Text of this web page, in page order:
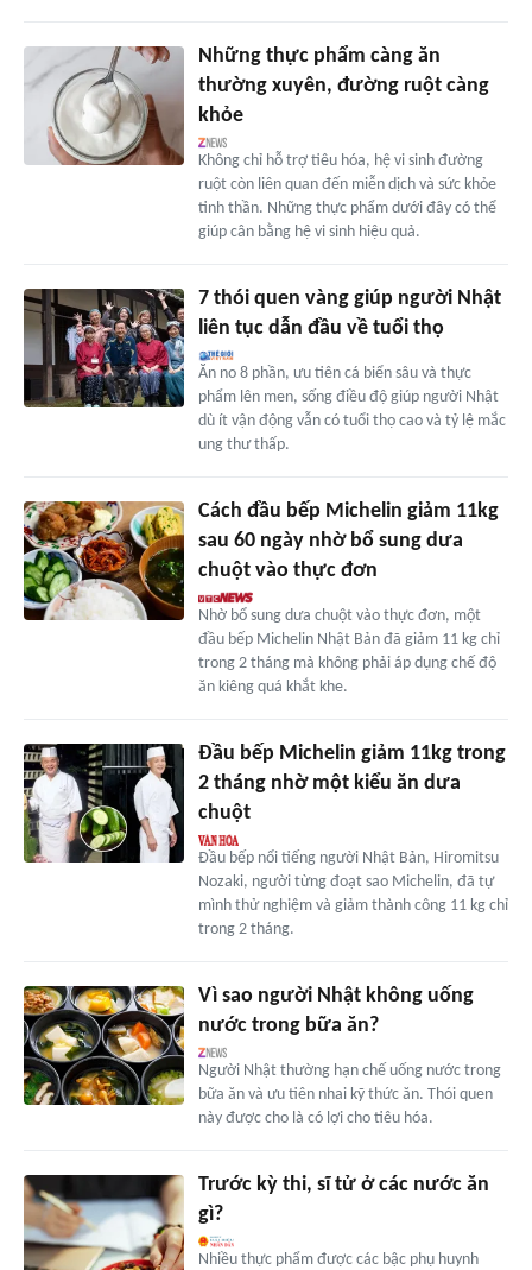
Những thực phẩm càng ăn
thường xuyên, đường ruột càng
khỏe
Không chỉ hỗ trợ tiêu hóa, hệ vi sinh đường
ruột còn liên quan đến miễn dịch và sức khỏe
tinh thần. Những thực phẩm dưới đây có thể
giúp cân bằng hệ vi sinh hiệu quả.
7 thói quen vàng giúp người Nhật
liên tục dẫn đầu về tuổi thọ
Ăn no 8 phần, ưu tiên cá biển sâu và thực
phẩm lên men, sống điều độ giúp người Nhật
dù ít vận động vẫn có tuổi thọ cao và tỷ lệ mắc
ung thư thấp.
Cách đầu bếp Michelin giảm 11kg
sau 60 ngày nhờ bổ sung dưa
chuột vào thực đơn
Nhờ bổ sung dưa chuột vào thực đơn, một
đầu bếp Michelin Nhật Bản đã giảm 11 kg chỉ
trong 2 tháng mà không phải áp dụng chế độ
ăn kiêng quá khắt khe.
Đầu bếp Michelin giảm 11kg trong
2 tháng nhờ một kiểu ăn dưa
chuột
Đầu bếp nổi tiếng người Nhật Bản, Hiromitsu
Nozaki, người từng đoạt sao Michelin, đã tự
mình thử nghiệm và giảm thành công 11 kg chỉ
trong 2 tháng.
Vì sao người Nhật không uống
nước trong bữa ăn?
Người Nhật thường hạn chế uống nước trong
bữa ăn và ưu tiên nhai kỹ thức ăn. Thói quen
này được cho là có lợi cho tiêu hóa.
Trước kỳ thi, sĩ tử ở các nước ăn
gì?
Nhiều thực phẩm được các bậc phụ huynh